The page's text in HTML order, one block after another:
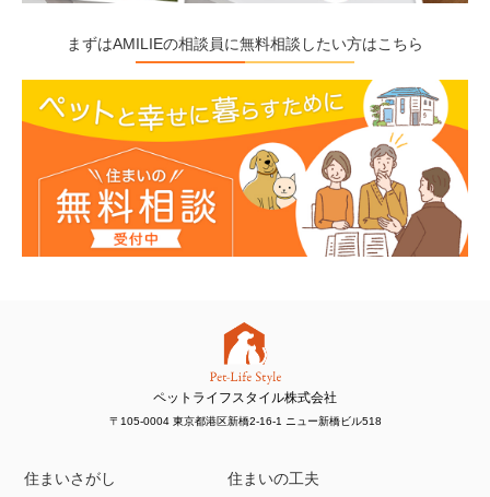
まずはAMILIEの相談員に無料相談したい方はこちら
ペットライフスタイル株式会社
〒105-0004 東京都港区新橋2-16-1 ニュー新橋ビル518
住まいさがし 住まいの工夫